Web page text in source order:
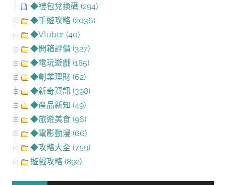
◆禮包兌換碼 (294)
◆手遊攻略 (2036)
◆Vtuber (40)
◆開箱評價 (327)
◆電玩遊戲 (185)
◆創業理財 (62)
◆新奇資訊 (398)
◆產品新知 (49)
◆旅遊美食 (96)
◆電影動漫 (66)
◆攻略大全 (759)
遊戲攻略 (892)